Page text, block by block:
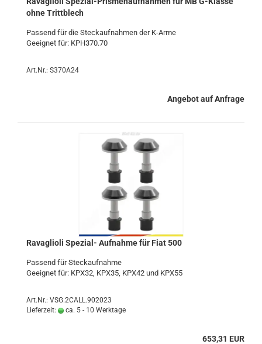
ohne Tritt­blech
Pas­send für die Steck­auf­nah­men der K-​Arme
Ge­eig­net für: KPH370.70
Art.Nr.: S370A24
Angebot auf Anfrage
Ra­vaglio­li Spezial-​​ Auf­nah­me für Fiat 500
Pas­send für Steck­auf­nah­me
Ge­eig­net für: KPX32, KPX35, KPX42 und KPX55
Art.Nr.: VSG.2CALL.902023
Lieferzeit:
ca. 5 - 10 Werktage
653,31 EUR